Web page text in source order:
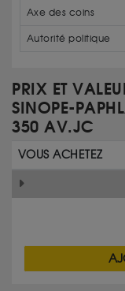
Axe des coins
Autorité politique
PRIX ET
SINOPE-
350 AV.JC
VOUS ACHETEZ